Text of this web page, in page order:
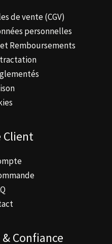
de vente (CGV)
personnelles
Remboursements
Client
Confiance